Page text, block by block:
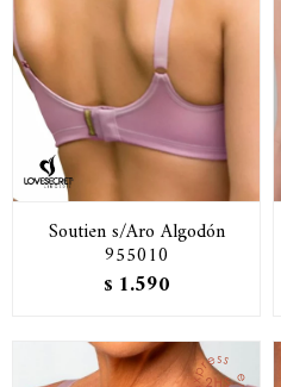
Soutien s/Aro Algodón
955010
$ 1.590